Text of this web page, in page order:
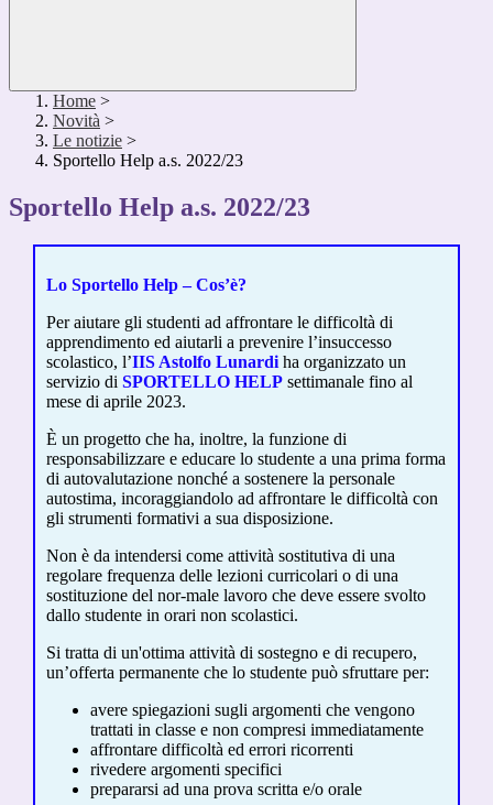
Home >
Novità >
Le notizie >
Sportello Help a.s. 2022/23
Sportello Help a.s. 2022/23
Lo Sportello Help – Cos’è?
Per aiutare gli studenti ad affrontare le difficoltà di
apprendimento ed aiutarli a prevenire l’insuccesso
scolastico, l’IIS Astolfo Lunardi ha organizzato un
servizio di SPORTELLO HELP settimanale fino al
mese di aprile 2023.
È un progetto che ha, inoltre, la funzione di
responsabilizzare e educare lo studente a una prima forma
di autovalutazione nonché a sostenere la personale
autostima, incoraggiandolo ad affrontare le difficoltà con
gli strumenti formativi a sua disposizione.
Non è da intendersi come attività sostitutiva di una
regolare frequenza delle lezioni curricolari o di una
sostituzione del nor-male lavoro che deve essere svolto
dallo studente in orari non scolastici.
Si tratta di un'ottima attività di sostegno e di recupero,
un’offerta permanente che lo studente può sfruttare per:
avere spiegazioni sugli argomenti che vengono
trattati in classe e non compresi immediatamente
affrontare difficoltà ed errori ricorrenti
rivedere argomenti specifici
prepararsi ad una prova scritta e/o orale